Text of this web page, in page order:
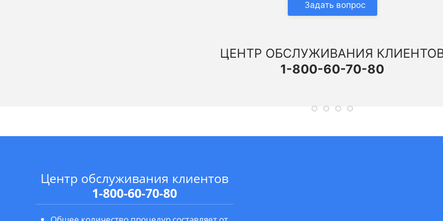
Задать вопрос
ЦЕНТР ОБСЛУЖИВАНИЯ
1-800-60-70-80
ЛУЧШИЕ СПЕЦИАЛИСТЫ
ПРИЕМ БЕЗ ОЧЕРЕДИ
ЛУЧШИЕ СПЕЦИАЛИСТЫ
ДОСТУПНЫЕ ЦЕНЫ
Центр обслуживания клиентов
1-800-60-70-80